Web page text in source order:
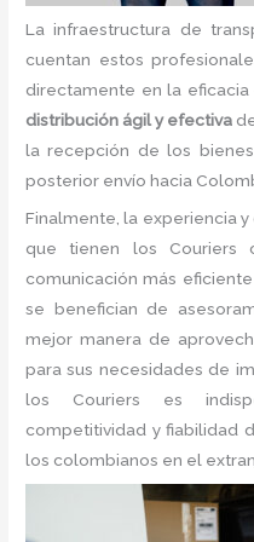
La infraestructura de
cuentan estos
directamente en la
distribución ágil y efectiva
la recepción de los
posterior envío hacia
Finalmente, la experiencia
que tienen los Couriers
comunicación más
se benefician de
mejor manera de
para sus necesidades de
los Couriers es
competitividad y fiabilidad
los colombianos en el